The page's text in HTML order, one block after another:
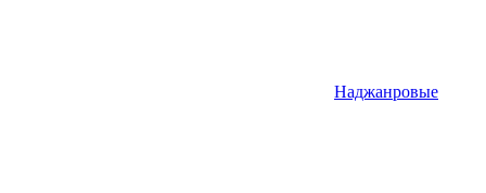
Наджанровые